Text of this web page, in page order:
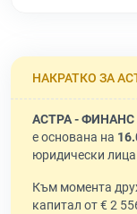
НАКРАТКО ЗА
АСТРА - ФИНАНС
е основана на
юридически
Към момента
капитал от € 2